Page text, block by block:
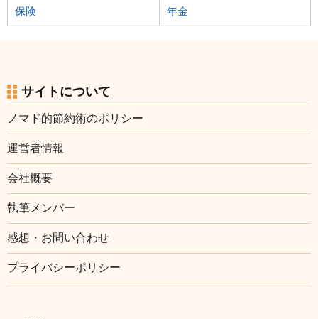
保険 年金
サイトについて
ノマド的節約術のポリシー
運営者情報
会社概要
執筆メンバー
感想・お問い合わせ
プライバシーポリシー